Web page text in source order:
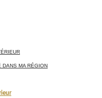
DANS MA RÉGION